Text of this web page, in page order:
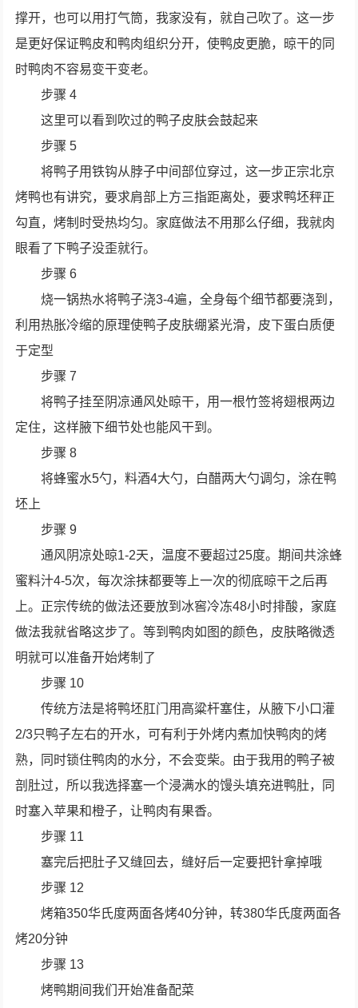
撑开，也可以用打气筒，我家没有，就自己吹了。这一步
是更好保证鸭皮和鸭肉组织分开，使鸭皮更脆，晾干的同
时鸭肉不容易变干变老。
步骤 4
这里可以看到吹过的鸭子皮肤会鼓起来
步骤 5
将鸭子用铁钩从脖子中间部位穿过，这一步正宗北京
烤鸭也有讲究，要求肩部上方三指距离处，要求鸭坯秤正
勾直，烤制时受热均匀。家庭做法不用那么仔细，我就肉
眼看了下鸭子没歪就行。
步骤 6
烧一锅热水将鸭子浇3-4遍，全身每个细节都要浇到，
利用热胀冷缩的原理使鸭子皮肤绷紧光滑，皮下蛋白质便
于定型
步骤 7
将鸭子挂至阴凉通风处晾干，用一根竹签将翅根两边
定住，这样腋下细节处也能风干到。
步骤 8
将蜂蜜水5勺，料酒4大勺，白醋两大勺调匀，涂在鸭
坯上
步骤 9
通风阴凉处晾1-2天，温度不要超过25度。期间共涂蜂
蜜料汁4-5次，每次涂抹都要等上一次的彻底晾干之后再
上。正宗传统的做法还要放到冰窖冷冻48小时排酸，家庭
做法我就省略这步了。等到鸭肉如图的颜色，皮肤略微透
明就可以准备开始烤制了
步骤 10
传统方法是将鸭坯肛门用高粱杆塞住，从腋下小口灌
2/3只鸭子左右的开水，可有利于外烤内煮加快鸭肉的烤
熟，同时锁住鸭肉的水分，不会变柴。由于我用的鸭子被
剖肚过，所以我选择塞一个浸满水的馒头填充进鸭肚，同
时塞入苹果和橙子，让鸭肉有果香。
步骤 11
塞完后把肚子又缝回去，缝好后一定要把针拿掉哦
步骤 12
烤箱350华氏度两面各烤40分钟，转380华氏度两面各
烤20分钟
步骤 13
烤鸭期间我们开始准备配菜